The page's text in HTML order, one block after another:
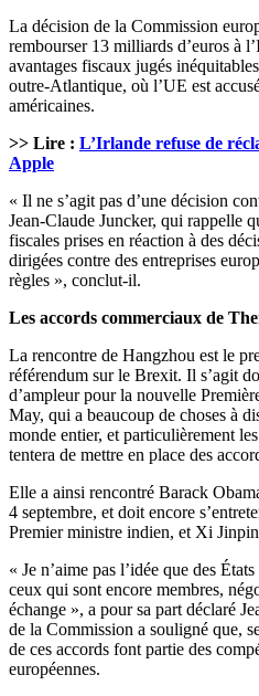
La décision de la Commission
rembourser 13 milliards d’euros à
avantages fiscaux jugés
outre-Atlantique, où l’UE est
américaines.
>> Lire : L’Irlande refuse de
Apple
« Il ne s’agit pas d’une décision
Jean-Claude Juncker, qui rappelle
fiscales prises en réaction à des
dirigées contre des entreprises
règles », conclut-il.
Les accords commerciaux de
La rencontre de Hangzhou est le
référendum sur le Brexit. Il s’agit
d’ampleur pour la nouvelle
May, qui a beaucoup de choses à
monde entier, et particulièrement
tentera de mettre en place des
Elle a ainsi rencontré Barack
4 septembre, et doit encore
Premier ministre indien, et Xi
« Je n’aime pas l’idée que des
ceux qui sont encore membres,
échange », a pour sa part déclaré
de la Commission a souligné que,
de ces accords font partie des
européennes.